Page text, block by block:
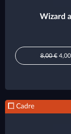
Wizard
8,00 €
Cadre